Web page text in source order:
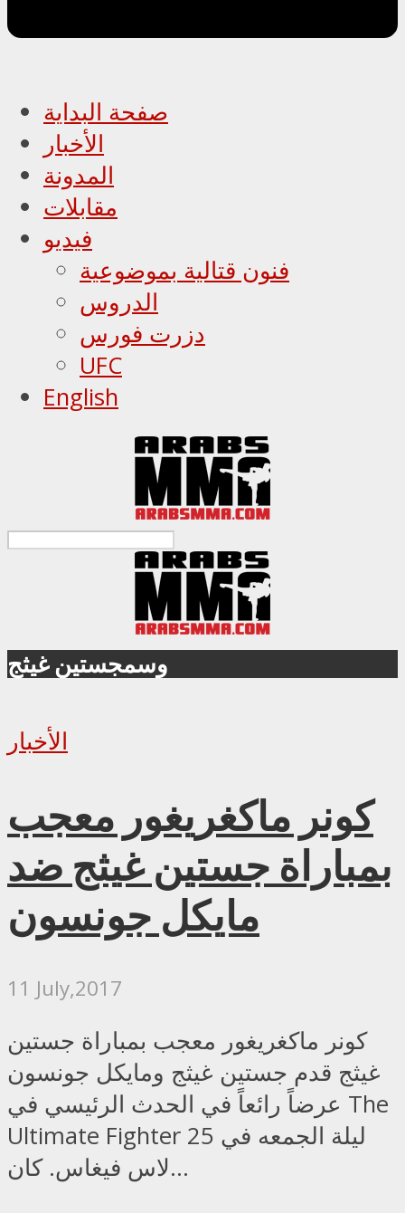
صفحة البداية
الأخبار
المدونة
مقابلات
فيديو
فنون قتالية بموضوعية
الدروس
دزرت فورس
UFC
English
وسمجستين غيثج
الأخبار
كونر ماكغريغور معجب
بمباراة جستين غيثج ضد
مايكل جونسون
11 July,2017
كونر ماكغريغور معجب بمباراة جستين
غيثج قدم جستين غيثج ومايكل جونسون
عرضاً رائعاً في الحدث الرئيسي في The
Ultimate Fighter 25 ليلة الجمعه في
لاس فيغاس. كان...